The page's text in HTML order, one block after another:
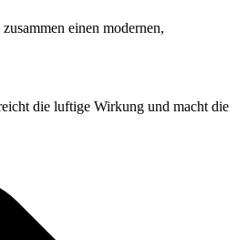
einen modernen,
die luftige Wirkung und macht die